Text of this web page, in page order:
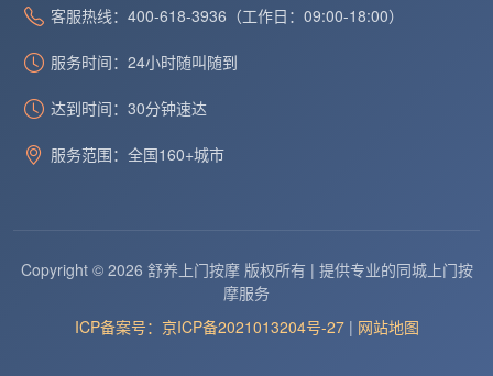
客服热线：400-618-3936（工作日：09:00-18:00）
服务时间：24小时随叫随到
达到时间：30分钟速达
服务范围：全国160+城市
Copyright © 2026 舒养上门按摩 版权所有 | 提供专业的同城上门按
摩服务
ICP备案号：京ICP备2021013204号-27| 网站地图